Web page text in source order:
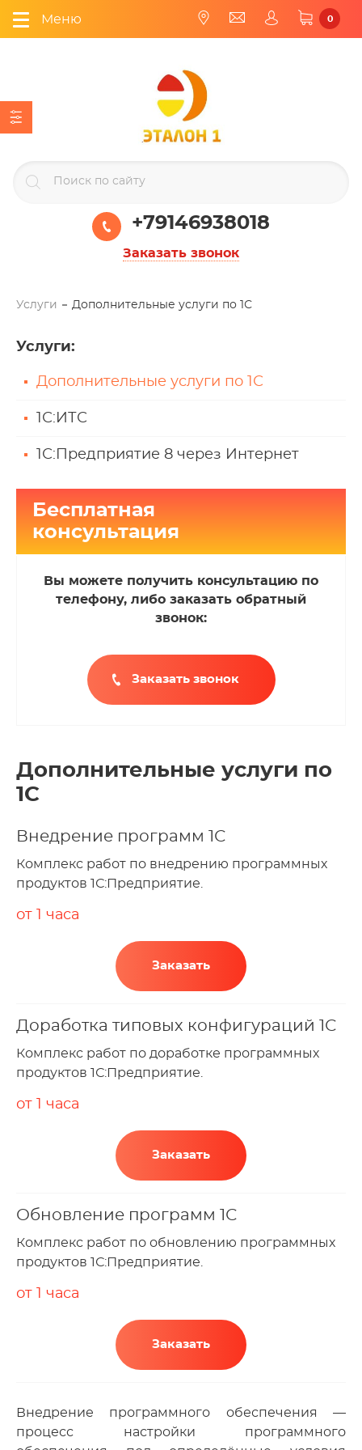
Меню 0
+79146938018
Заказать звонок
Услуги Дополнительные услуги по 1С
Услуги:
Дополнительные услуги по 1С
1С:ИТС
1С:Предприятие 8 через Интернет
Бесплатная
консультация
Вы можете получить консультацию по
телефону, либо заказать обратный
звонок:
Заказать звонок
Дополнительные услуги по
1С
Внедрение программ 1С
Комплекс работ по внедрению программных
продуктов 1С:Предприятие.
от 1 часа
Заказать
Доработка типовых конфигураций 1С
Комплекс работ по доработке программных
продуктов 1С:Предприятие.
от 1 часа
Заказать
Обновление программ 1С
Комплекс работ по обновлению программных
продуктов 1С:Предприятие.
от 1 часа
Заказать
Внедрение программного обеспечения —
процесс настройки программного